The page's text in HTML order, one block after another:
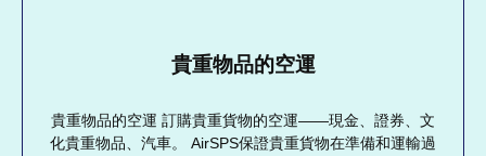
貴重物品的空運
貴重物品的空運 訂購貴重貨物的空運——現金、證券、文
化貴重物品、汽車。 AirSPS保證貴重貨物在準備和運輸過